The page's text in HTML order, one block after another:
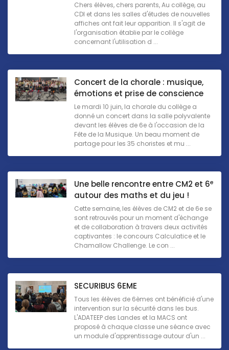
Chers élèves, chers parents, Au collège, au
CDI et dans les salles d'études de nouvelles
affiches ont fait leur apparition. Il s'agit de
l'organisation établie par le collège
concernant l'utilisation d ...
Concert de la chorale : musique,
émotions et prise de conscience
Le mardi 10 juin, la chorale du collège a
donné un concert dans la salle polyvalente
devant les élèves de 6e à l'occasion de la
Fête de la Musique. Un beau moment de
partage pour les 35 choristes et mu ...
Une belle rencontre entre CM2 et 6e
autour des maths et du jeu !
Cette semaine, les élèves de CM2 et de 6e se
sont retrouvés pour un moment d'échange
et de collaboration à travers deux activités
captivantes : le concours Calculatice et le
Chamallow Challenge. Le con ...
SECURIBUS 6EME
Tous les élèves de 6èmes ont bénéficié d'une
intervention sur la sécurité dans les bus.
L'ADATEEP des Landes et la MACS ont
proposé à chaque classe une séance avec
un module d'apprentissage autour d'un ...